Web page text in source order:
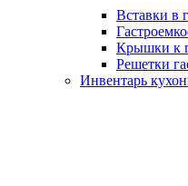
Вставки в
Крышки к
Решетки
Инвентарь